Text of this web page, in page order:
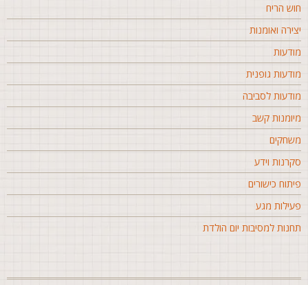
הריח
ואומנות
גופנית
לסביבה
קשב
וידע
כישורים
מגע
למסיבות יום הולדת